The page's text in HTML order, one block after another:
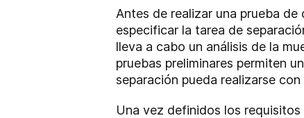
Antes de realizar una prueba
especificar la tarea de
lleva a cabo un análisis de la
pruebas preliminares permiten
separación pueda realizarse
Una vez definidos los